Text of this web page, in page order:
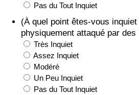
Pas du Tout Inquiet
(À quel point êtes-vous
physiquement attaqué par des
Très Inquiet
Assez Inquiet
Modéré
Un Peu Inquiet
Pas du Tout Inquiet